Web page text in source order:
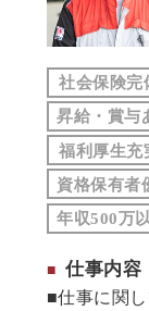
社会保険完
昇給・賞与
福利厚生充
資格保有者
年収500万
仕事内容
■仕事に関